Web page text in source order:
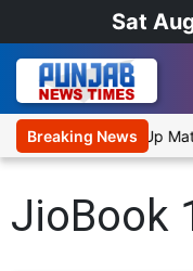
Sat
Breaking News
Cricket XI, Warm-Up
JioBook